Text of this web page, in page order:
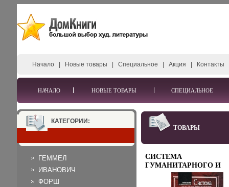
Начало Новые товары Специальное Акция Контакты
НАЧАЛО НОВЫЕ ТОВАРЫ СПЕЦИАЛЬНОЕ
КАТЕГОРИИ:
ГЕММЕЛ
ИВАНОВИЧ
ФОРШ
ТОВАРЫ
СИСТЕМА
ГУМАНИТАРНОГО И
СОЦИАЛЬНО-
ЭКОНОМИЧИСКОГО